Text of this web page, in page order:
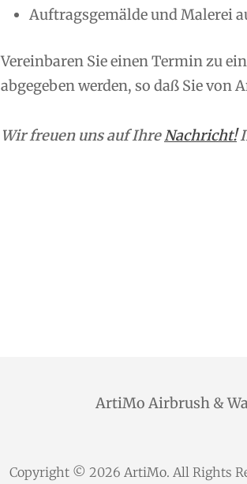
Auftragsgemälde und Malerei
Vereinbaren Sie einen Termin zu
abgegeben werden, so daß Sie von
Wir freuen uns auf Ihre Nachricht!
ArtiMo Airbrush &
Copyright © 2026 ArtiMo. All Rights